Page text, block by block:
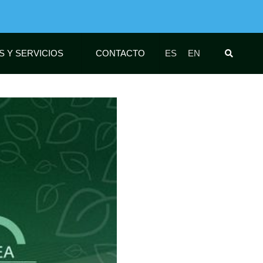
Y SERVICIOS CONTACTO ES EN